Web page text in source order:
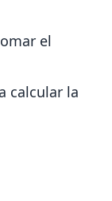
el
calcular la